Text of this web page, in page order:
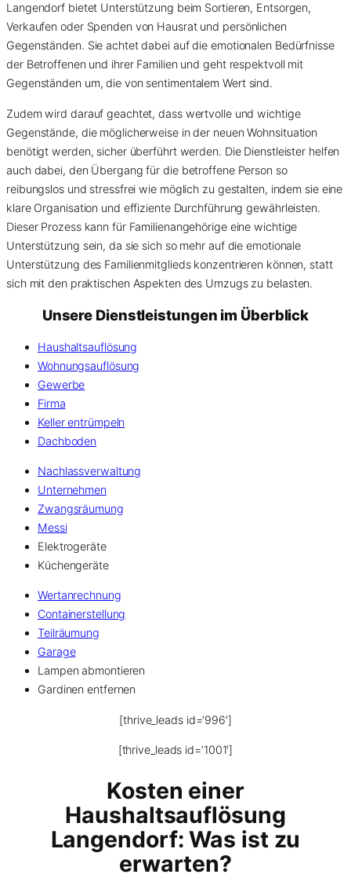
Langendorf bietet Unterstützung beim Sortieren, Entsorgen,
Verkaufen oder Spenden von Hausrat und persönlichen
Gegenständen. Sie achtet dabei auf die emotionalen Bedürfnisse
der Betroffenen und ihrer Familien und geht respektvoll mit
Gegenständen um, die von sentimentalem Wert sind.
Zudem wird darauf geachtet, dass wertvolle und wichtige
Gegenstände, die möglicherweise in der neuen Wohnsituation
benötigt werden, sicher überführt werden. Die Dienstleister helfen
auch dabei, den Übergang für die betroffene Person so
reibungslos und stressfrei wie möglich zu gestalten, indem sie eine
klare Organisation und effiziente Durchführung gewährleisten.
Dieser Prozess kann für Familienangehörige eine wichtige
Unterstützung sein, da sie sich so mehr auf die emotionale
Unterstützung des Familienmitglieds konzentrieren können, statt
sich mit den praktischen Aspekten des Umzugs zu belasten.
Unsere Dienstleistungen im Überblick
Haushaltsauflösung
Wohnungsauflösung
Gewerbe
Firma
Keller entrümpeln
Dachboden
Nachlassverwaltung
Unternehmen
Zwangsräumung
Messi
Elektrogeräte
Küchengeräte
Wertanrechnung
Containerstellung
Teilräumung
Garage
Lampen abmontieren
Gardinen entfernen
[thrive_leads id=’996′]
[thrive_leads id=’1001′]
Kosten einer
Haushaltsauflösung
Langendorf: Was ist zu
erwarten?